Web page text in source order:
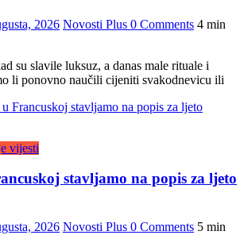
2026 Novosti Plus 0 Comments 4 min
su slavile luksuz, a danas male rituale i
li ponovno naučili cijeniti svakodnevicu ili
vijesti
stavljamo na popis za ljeto
2026 Novosti Plus 0 Comments 5 min